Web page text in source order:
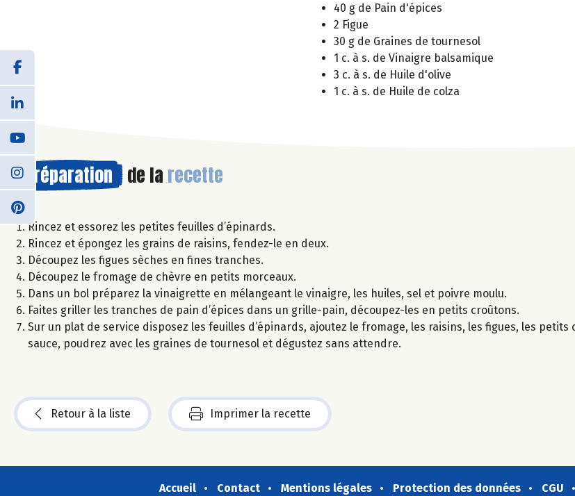
40 g de Pain d'épices
2 Figue
30 g de Graines de tournesol
1 c. à s. de Vinaigre balsamique
3 c. à s. de Huile d'olive
1 c. à s. de Huile de colza
Préparation de la recette
Rincez et essorez les petites feuilles d’épinards.
Rincez et épongez les grains de raisins, fendez-le en deux.
Découpez les figues sèches en fines tranches.
Découpez le fromage de chèvre en petits morceaux.
Dans un bol préparez la vinaigrette en mélangeant le vinaigre, les huiles, sel et poivre moulu.
Faites griller les tranches de pain d’épices dans un grille-pain, découpez-les en petits croûtons.
Sur un plat de service disposez les feuilles d’épinards, ajoutez le fromage, les raisins, les figues, les petits
sauce, poudrez avec les graines de tournesol et dégustez sans attendre.
Retour à la liste Imprimer la recette
Accueil Contact Mentions légales Protection des données CGU